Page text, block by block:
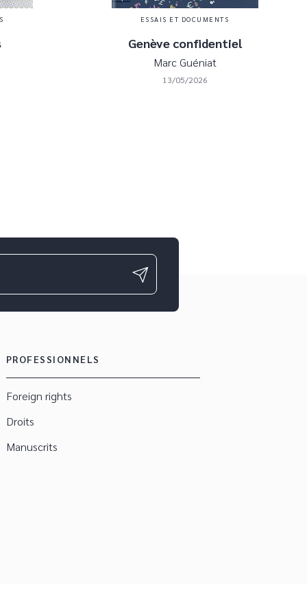
ESSAIS ET DOCUMENTS
Genève confidentiel
Marc Guéniat
13/05/2026
PROFESSIONNELS
Foreign rights
Droits
Manuscrits